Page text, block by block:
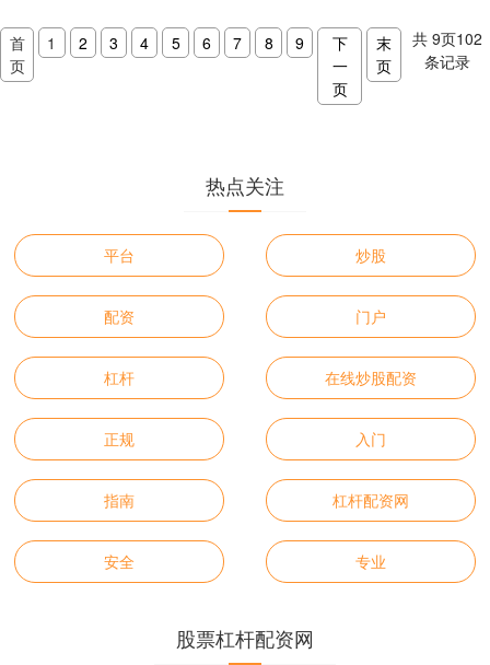
首
页
1 2 3 4 5 6 7 8 9
下
一
页
末
页
共9页102
条记录
热点关注
平台 炒股
配资 门户
杠杆 在线炒股配资
正规 入门
指南 杠杆配资网
安全 专业
股票杠杆配资网